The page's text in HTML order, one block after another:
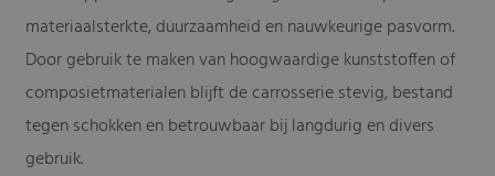
materiaalsterkte, duurzaamheid en nauwkeurige pasvorm.
Door gebruik te maken van hoogwaardige kunststoffen of
composietmaterialen blijft de carrosserie stevig, bestand
tegen schokken en betrouwbaar bij langdurig en divers
gebruik.